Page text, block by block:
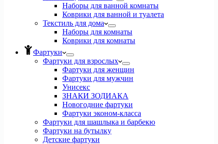
Наборы для ванной комнаты
Коврики для ванной и туалета
Текстиль для дома
Наборы для комнаты
Коврики для комнаты
Фартуки
Фартуки для взрослых
Фартуки для женщин
Фартуки для мужчин
Унисекс
ЗНАКИ ЗОДИАКА
Новогодние фартуки
Фартуки эконом-класса
Фартуки для шашлыка и барбекю
Фартуки на бутылку
Детские фартуки